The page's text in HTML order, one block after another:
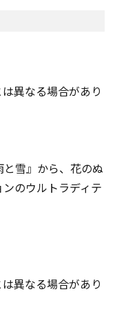
異なる場合があり
雪』から、花のぬ
のウルトラディテ
異なる場合があり